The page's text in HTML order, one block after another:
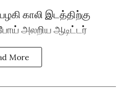
காலி இடத்திற்கு
போய் அலறிய ஆடிட்டர்
More